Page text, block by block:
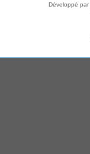
Développé par